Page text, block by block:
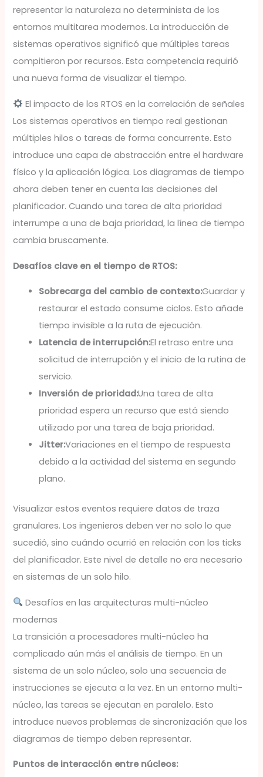
representar la naturaleza no determinista de los
entornos multitarea modernos. La introducción de
sistemas operativos significó que múltiples tareas
compitieron por recursos. Esta competencia requirió
una nueva forma de visualizar el tiempo.
El impacto de los RTOS en la correlación de señales
Los sistemas operativos en tiempo real gestionan
múltiples hilos o tareas de forma concurrente. Esto
introduce una capa de abstracción entre el hardware
físico y la aplicación lógica. Los diagramas de tiempo
ahora deben tener en cuenta las decisiones del
planificador. Cuando una tarea de alta prioridad
interrumpe a una de baja prioridad, la línea de tiempo
cambia bruscamente.
Desafíos clave en el tiempo de RTOS:
Sobrecarga del cambio de contexto:Guardar y
restaurar el estado consume ciclos. Esto añade
tiempo invisible a la ruta de ejecución.
Latencia de interrupción:El retraso entre una
solicitud de interrupción y el inicio de la rutina de
servicio.
Inversión de prioridad:Una tarea de alta
prioridad espera un recurso que está siendo
utilizado por una tarea de baja prioridad.
Jitter:Variaciones en el tiempo de respuesta
debido a la actividad del sistema en segundo
plano.
Visualizar estos eventos requiere datos de traza
granulares. Los ingenieros deben ver no solo lo que
sucedió, sino cuándo ocurrió en relación con los ticks
del planificador. Este nivel de detalle no era necesario
en sistemas de un solo hilo.
Desafíos en las arquitecturas multi-núcleo
modernas
La transición a procesadores multi-núcleo ha
complicado aún más el análisis de tiempo. En un
sistema de un solo núcleo, solo una secuencia de
instrucciones se ejecuta a la vez. En un entorno multi-
núcleo, las tareas se ejecutan en paralelo. Esto
introduce nuevos problemas de sincronización que los
diagramas de tiempo deben representar.
Puntos de interacción entre núcleos: